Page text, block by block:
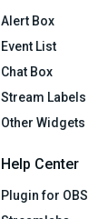
Alert Box
Event List
Chat Box
Stream Labels
Other Widgets
Help Center
Plugin for OBS